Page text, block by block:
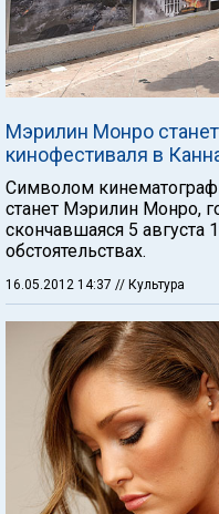
Мэрилин Монро
кинофестиваля в
Символом
станет Мэрилин Монро,
скончавшаяся 5 августа
обстоятельствах.
16.05.2012 14:37 // Культура